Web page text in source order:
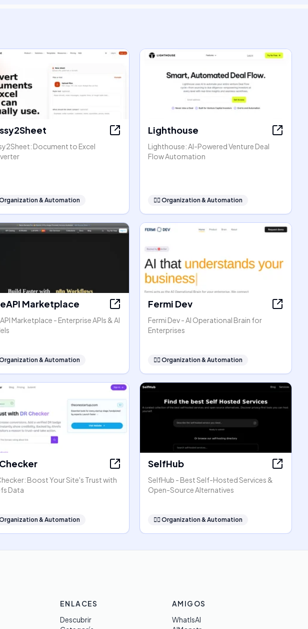
Document to Excel
& Automation
Lighthouse
Lighthouse: AI-Powered Venture Deal
Flow Automation
🧞‍♂️ Organization & Automation
Marketplace
Marketplace - Enterprise APIs & AI
& Automation
Fermi Dev
Fermi Dev - AI Operational Brain for
Enterprises
🧞‍♂️ Organization & Automation
Checker
Boost Your Site's Trust with
Data
& Automation
SelfHub
SelfHub - Best Self-Hosted Services &
Open-Source Alternatives
🧞‍♂️ Organization & Automation
ENLACES
Descubrir
AMIGOS
WhatIsAI